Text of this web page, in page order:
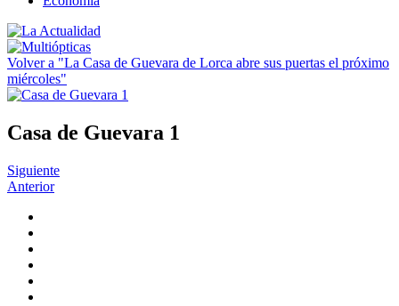
Volver a "La Casa de Guevara de Lorca abre sus puertas el próximo
miércoles"
Casa de Guevara 1
Siguiente
Anterior